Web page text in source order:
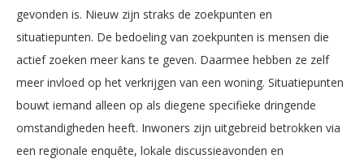
gevonden is. Nieuw zijn straks de zoekpunten en
situatiepunten. De bedoeling van zoekpunten is mensen die
actief zoeken meer kans te geven. Daarmee hebben ze zelf
meer invloed op het verkrijgen van een woning. Situatiepunten
bouwt iemand alleen op als diegene specifieke dringende
omstandigheden heeft. Inwoners zijn uitgebreid betrokken via
een regionale enquête, lokale discussieavonden en